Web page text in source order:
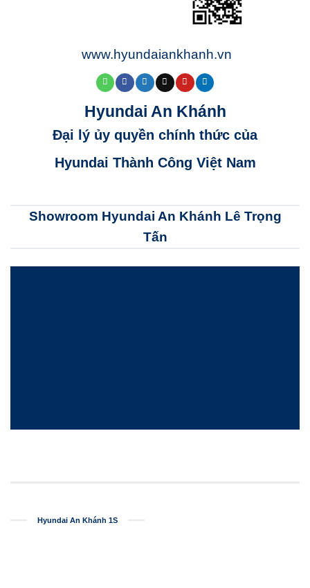
www.hyundaiankhanh.vn
Hyundai An Khánh
Đại lý ủy quyền chính thức của
Hyundai Thành Công Việt Nam
Showroom Hyundai An Khánh Lê Trọng
Tấn
Hyundai An Khánh 1S